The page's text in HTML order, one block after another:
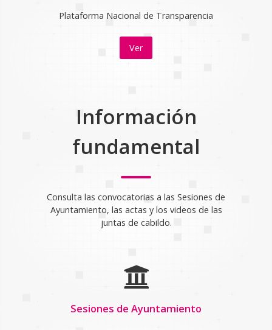
Plataforma Nacional de Transparencia
Ver
Información
fundamental
Consulta las convocatorias a las Sesiones de
Ayuntamiento, las actas y los videos de las
juntas de cabildo.
Sesiones de Ayuntamiento